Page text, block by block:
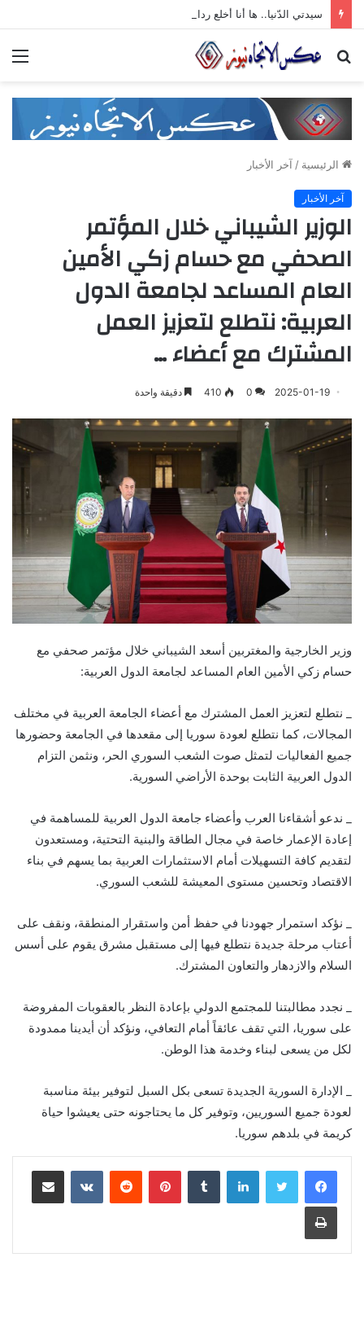
بحث
الرئيسية / آخر الأخبار
آخر الأخبار
الوزير الشيباني خلال المؤتمر
الصحفي مع حسام زكي الأمين
العام المساعد لجامعة الدول
العربية: نتطلع لتعزيز العمل
المشترك مع أعضاء …
2025-01-19
0
410 دقيقة واحدة
وزير الخارجية والمغتربين أسعد الشيباني خلال مؤتمر صحفي مع
حسام زكي الأمين العام المساعد لجامعة الدول العربية:
_ نتطلع لتعزيز العمل المشترك مع أعضاء الجامعة العربية في مختلف
المجالات، كما نتطلع لعودة سوريا إلى مقعدها في الجامعة وحضورها
جميع الفعاليات لتمثل صوت الشعب السوري الحر، ونثمن التزام
الدول العربية الثابت بوحدة الأراضي السورية.
_ ندعو أشقاءنا العرب وأعضاء جامعة الدول العربية للمساهمة في
إعادة الإعمار خاصة في مجال الطاقة والبنية التحتية، ومستعدون
لتقديم كافة التسهيلات أمام الاستثمارات العربية بما يسهم في بناء
الاقتصاد وتحسين مستوى المعيشة للشعب السوري.
_ نؤكد استمرار جهودنا في حفظ أمن واستقرار المنطقة، ونقف على
أعتاب مرحلة جديدة نتطلع فيها إلى مستقبل مشرق يقوم على أسس
السلام والازدهار والتعاون المشترك.
_ نجدد مطالبتنا للمجتمع الدولي بإعادة النظر بالعقوبات المفروضة
على سوريا، التي تقف عائقاً أمام التعافي، ونؤكد أن أيدينا ممدودة
لكل من يسعى لبناء وخدمة هذا الوطن.
_ الإدارة السورية الجديدة تسعى بكل السبل لتوفير بيئة مناسبة
لعودة جميع السوريين، وتوفير كل ما يحتاجونه حتى يعيشوا حياة
كريمة في بلدهم سوريا.
لينكدإن بينتيريست مشاركة عبر البريد
طباعة